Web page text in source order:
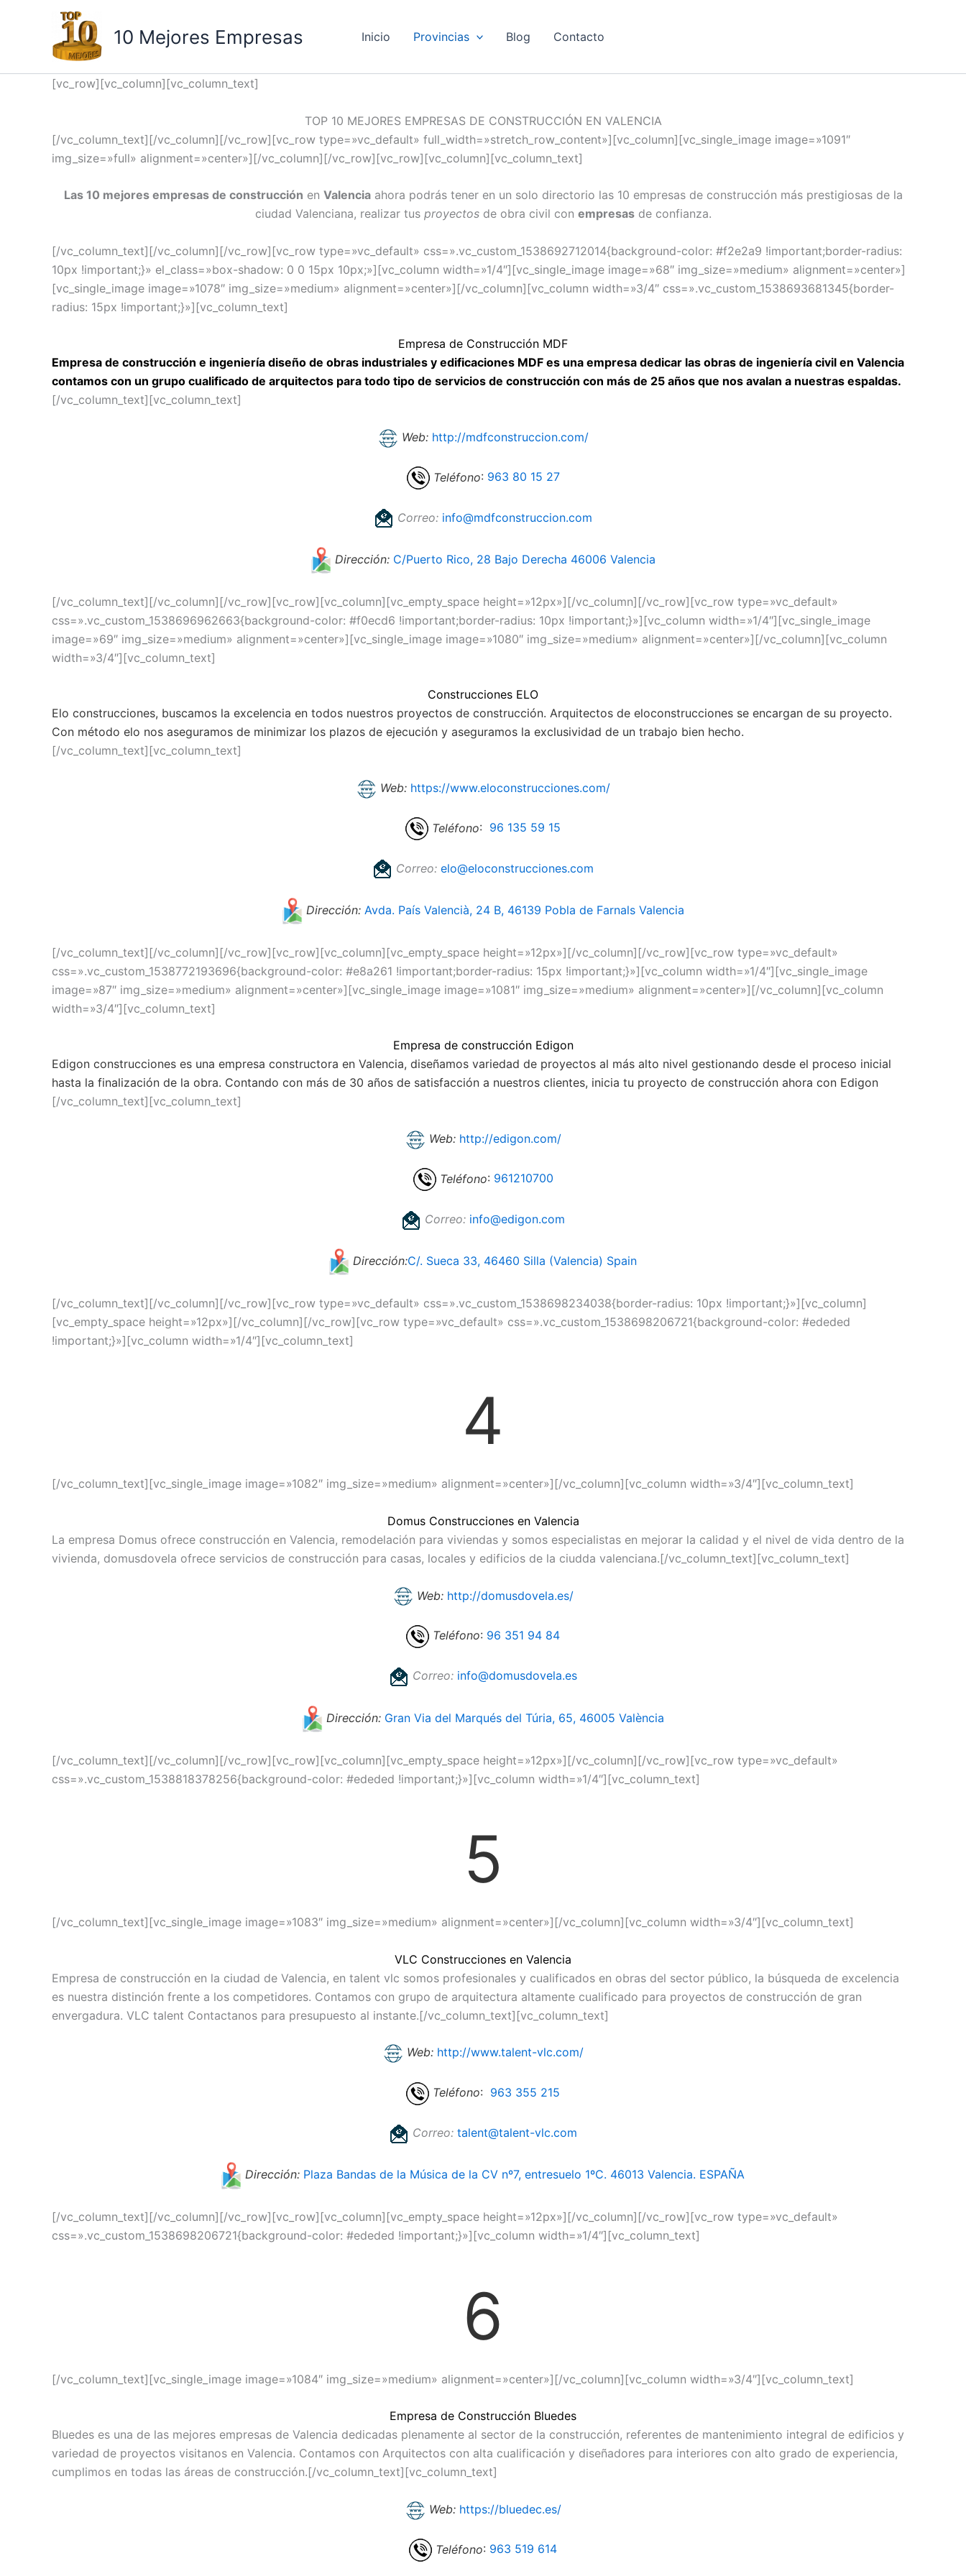
contenido
10 Mejores Empresas Inicio Provincias Blog Contacto
[vc_row][vc_column][vc_column_text]
TOP 10 MEJORES EMPRESAS DE CONSTRUCCIÓN EN VALENCIA
[/vc_column_text][/vc_column][/vc_row][vc_row type=»vc_default» full_width=»stretch_row_content»][vc_column][vc_single_image image=»1091″
img_size=»full» alignment=»center»][/vc_column][/vc_row][vc_row][vc_column][vc_column_text]
Las 10 mejores empresas de construcción en Valenciaahora podrás tener en un solo directorio las 10 empresas de construcción más prestigiosas de la
ciudad Valenciana, realizar tus proyectosde obra civil con empresasde confianza.
[/vc_column_text][/vc_column][/vc_row][vc_row type=»vc_default» css=».vc_custom_1538692712014{background-color: #f2e2a9 !important;border-radius:
10px !important;}» el_class=»box-shadow: 0 0 15px 10px;»][vc_column width=»1/4″][vc_single_image image=»68″ img_size=»medium» alignment=»center»]
[vc_single_image image=»1078″ img_size=»medium» alignment=»center»][/vc_column][vc_column width=»3/4″ css=».vc_custom_1538693681345{border-
radius: 15px !important;}»][vc_column_text]
Empresa de Construcción MDF
Empresa de construcción e ingeniería diseño de obras industriales y edificaciones MDF es una empresa dedicar las obras de ingeniería civil en Valencia
contamos con un grupo cualificado de arquitectos para todo tipo de servicios de construcción con más de 25 años que nos avalan a nuestras espaldas.
[/vc_column_text][vc_column_text]
Web: http://mdfconstruccion.com/
Teléfono: 963 80 15 27
Correo: info@mdfconstruccion.com
Dirección: C/Puerto Rico, 28 Bajo Derecha 46006 Valencia
[/vc_column_text][/vc_column][/vc_row][vc_row][vc_column][vc_empty_space height=»12px»][/vc_column][/vc_row][vc_row type=»vc_default»
css=».vc_custom_1538696962663{background-color: #f0ecd6 !important;border-radius: 10px !important;}»][vc_column width=»1/4″][vc_single_image
image=»69″ img_size=»medium» alignment=»center»][vc_single_image image=»1080″ img_size=»medium» alignment=»center»][/vc_column][vc_column
width=»3/4″][vc_column_text]
Construcciones ELO
Elo construcciones, buscamos la excelencia en todos nuestros proyectos de construcción. Arquitectos de eloconstrucciones se encargan de su proyecto.
Con método elo nos aseguramos de minimizar los plazos de ejecución y aseguramos la exclusividad de un trabajo bien hecho.
[/vc_column_text][vc_column_text]
Web: https://www.eloconstrucciones.com/
Teléfono: 96 135 59 15
Correo: elo@eloconstrucciones.com
Dirección: Avda. País Valencià, 24 B, 46139 Pobla de Farnals Valencia
[/vc_column_text][/vc_column][/vc_row][vc_row][vc_column][vc_empty_space height=»12px»][/vc_column][/vc_row][vc_row type=»vc_default»
css=».vc_custom_1538772193696{background-color: #e8a261 !important;border-radius: 15px !important;}»][vc_column width=»1/4″][vc_single_image
image=»87″ img_size=»medium» alignment=»center»][vc_single_image image=»1081″ img_size=»medium» alignment=»center»][/vc_column][vc_column
width=»3/4″][vc_column_text]
Empresa de construcción Edigon
Edigon construcciones es una empresa constructora en Valencia, diseñamos variedad de proyectos al más alto nivel gestionando desde el proceso inicial
hasta la finalización de la obra. Contando con más de 30 años de satisfacción a nuestros clientes, inicia tu proyecto de construcción ahora con Edigon
[/vc_column_text][vc_column_text]
Web: http://edigon.com/
Teléfono: 961210700
Correo: info@edigon.com
Dirección:C/. Sueca 33, 46460 Silla (Valencia) Spain
[/vc_column_text][/vc_column][/vc_row][vc_row type=»vc_default» css=».vc_custom_1538698234038{border-radius: 10px !important;}»][vc_column]
[vc_empty_space height=»12px»][/vc_column][/vc_row][vc_row type=»vc_default» css=».vc_custom_1538698206721{background-color: #ededed
!important;}»][vc_column width=»1/4″][vc_column_text]
4
[/vc_column_text][vc_single_image image=»1082″ img_size=»medium» alignment=»center»][/vc_column][vc_column width=»3/4″][vc_column_text]
Domus Construcciones en Valencia
La empresa Domus ofrece construcción en Valencia, remodelación para viviendas y somos especialistas en mejorar la calidad y el nivel de vida dentro de la
vivienda, domusdovela ofrece servicios de construcción para casas, locales y edificios de la ciudda valenciana.[/vc_column_text][vc_column_text]
Web: http://domusdovela.es/
Teléfono: 96 351 94 84
Correo: info@domusdovela.es
Dirección: Gran Via del Marqués del Túria, 65, 46005 València
[/vc_column_text][/vc_column][/vc_row][vc_row][vc_column][vc_empty_space height=»12px»][/vc_column][/vc_row][vc_row type=»vc_default»
css=».vc_custom_1538818378256{background-color: #ededed !important;}»][vc_column width=»1/4″][vc_column_text]
5
[/vc_column_text][vc_single_image image=»1083″ img_size=»medium» alignment=»center»][/vc_column][vc_column width=»3/4″][vc_column_text]
VLC Construcciones en Valencia
Empresa de construcción en la ciudad de Valencia, en talent vlc somos profesionales y cualificados en obras del sector público, la búsqueda de excelencia
es nuestra distinción frente a los competidores. Contamos con grupo de arquitectura altamente cualificado para proyectos de construcción de gran
envergadura. VLC talent Contactanos para presupuesto al instante.[/vc_column_text][vc_column_text]
Web: http://www.talent-vlc.com/
Teléfono: 963 355 215
Correo: talent@talent-vlc.com
Dirección: Plaza Bandas de la Música de la CV nº7, entresuelo 1ºC. 46013 Valencia. ESPAÑA
[/vc_column_text][/vc_column][/vc_row][vc_row][vc_column][vc_empty_space height=»12px»][/vc_column][/vc_row][vc_row type=»vc_default»
css=».vc_custom_1538698206721{background-color: #ededed !important;}»][vc_column width=»1/4″][vc_column_text]
6
[/vc_column_text][vc_single_image image=»1084″ img_size=»medium» alignment=»center»][/vc_column][vc_column width=»3/4″][vc_column_text]
Empresa de Construcción Bluedes
Bluedes es una de las mejores empresas de Valencia dedicadas plenamente al sector de la construcción, referentes de mantenimiento integral de edificios y
variedad de proyectos visitanos en Valencia. Contamos con Arquitectos con alta cualificación y diseñadores para interiores con alto grado de experiencia,
cumplimos en todas las áreas de construcción.[/vc_column_text][vc_column_text]
Web: https://bluedec.es/
Teléfono: 963 519 614